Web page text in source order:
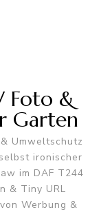
Foto &
Garten
Umweltschutz
ironischer
im DAF T244
& Tiny URL
Werbung &